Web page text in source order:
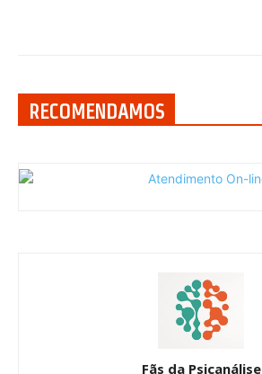
RECOMENDAMOS
Fãs da Psicanálise